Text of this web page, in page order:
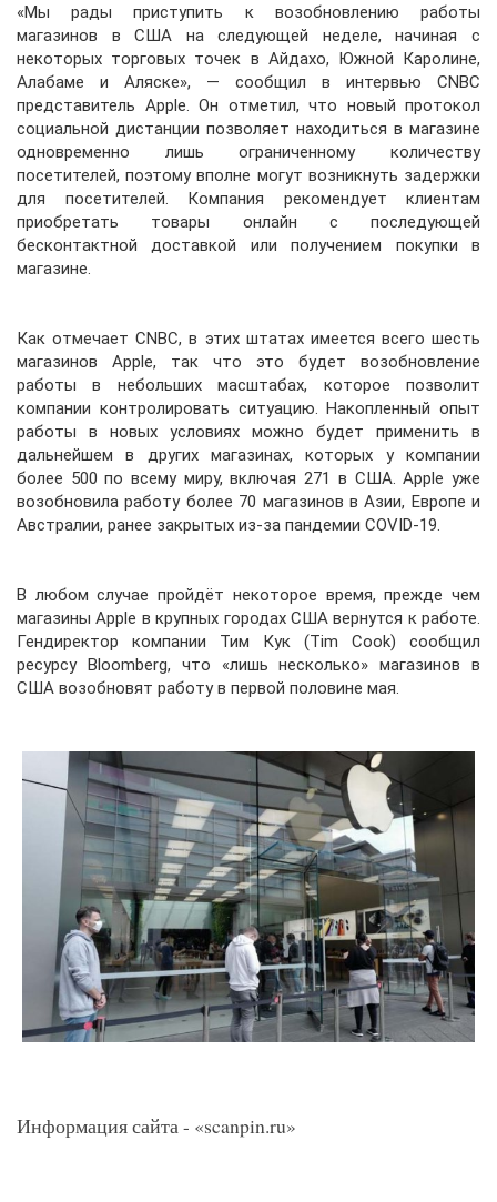
«Мы рады приступить к возобновлению работы
магазинов в США на следующей неделе, начиная с
некоторых торговых точек в Айдахо, Южной Каролине,
Алабаме и Аляске», — сообщил в интервью CNBC
представитель Apple. Он отметил, что новый протокол
социальной дистанции позволяет находиться в магазине
одновременно лишь ограниченному количеству
посетителей, поэтому вполне могут возникнуть задержки
для посетителей. Компания рекомендует клиентам
приобретать товары онлайн с последующей
бесконтактной доставкой или получением покупки в
магазине.
Как отмечает CNBC, в этих штатах имеется всего шесть
магазинов Apple, так что это будет возобновление
работы в небольших масштабах, которое позволит
компании контролировать ситуацию. Накопленный опыт
работы в новых условиях можно будет применить в
дальнейшем в других магазинах, которых у компании
более 500 по всему миру, включая 271 в США. Apple уже
возобновила работу более 70 магазинов в Азии, Европе и
Австралии, ранее закрытых из-за пандемии COVID-19.
В любом случае пройдёт некоторое время, прежде чем
магазины Apple в крупных городах США вернутся к работе.
Гендиректор компании Тим Кук (Tim Cook) сообщил
ресурсу Bloomberg, что «лишь несколько» магазинов в
США возобновят работу в первой половине мая.
Информация сайта - «scanpin.ru»